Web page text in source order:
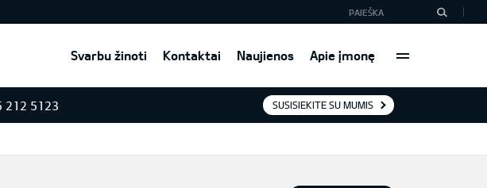
Svarbu žinoti Kontaktai Naujienos Apie įmonę
212 5123 SUSISIEKITE SU MUMIS